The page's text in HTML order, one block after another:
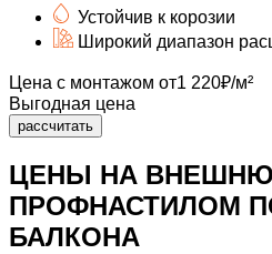
Устойчив к корозии
Широкий диапазон
Цена с монтажом от1 220₽/м²
Выгодная цена
рассчитать
ЦЕНЫ НА
ПРОФНАСТИЛОМ
БАЛКОНА